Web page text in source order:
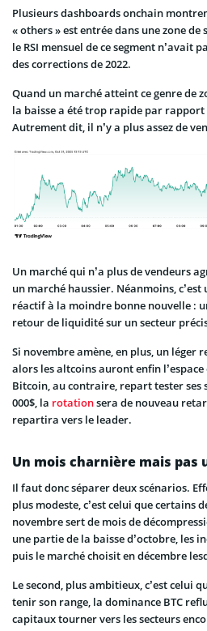
Plusieurs dashboards onchain
« others » est entrée dans une zone
le RSI mensuel de ce segment n’avait
des corrections de 2022.
Quand un marché atteint ce genre de
la baisse a été trop rapide par rapport
Autrement dit, il n’y a plus assez de
Un marché qui n’a plus de vendeurs
un marché haussier. Néanmoins,
réactif à la moindre bonne nouvelle :
retour de liquidité sur un secteur
Si novembre amène, en plus, un léger
alors les altcoins auront enfin
Bitcoin, au contraire, repart tester ses
000$, la rotationsera de nouveau
repartira vers le leader.
Un mois charnière mais pas
Il faut donc séparer deux scénarios.
plus modeste, c’est celui que certains
novembre sert de mois de
une partie de la baisse d’octobre, les
puis le marché choisit en décembre
Le second, plus ambitieux, c’est celui
tenir son range, la dominance BTC
capitaux tourner vers les secteurs